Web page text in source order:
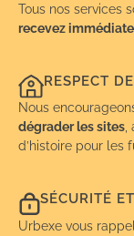
Tous nos services
recevez
RESPECT
Nous
dégrader les sites
d’histoire pour les
SÉCURITÉ
Urbexe vous